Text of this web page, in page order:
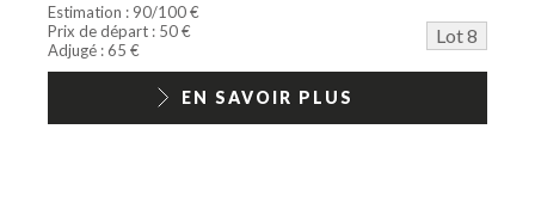
Estimation : 90/100 €
Prix de départ : 50 €
Lot 8
Adjugé : 65 €
EN SAVOIR PLUS